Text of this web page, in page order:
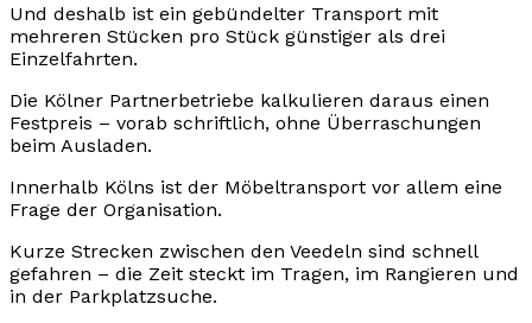
Und deshalb ist ein gebündelter Transport mit
mehreren Stücken pro Stück günstiger als drei
Einzelfahrten.
Die Kölner Partnerbetriebe kalkulieren daraus einen
Festpreis – vorab schriftlich, ohne Überraschungen
beim Ausladen.
Innerhalb Kölns ist der Möbeltransport vor allem eine
Frage der Organisation.
Kurze Strecken zwischen den Veedeln sind schnell
gefahren – die Zeit steckt im Tragen, im Rangieren und
in der Parkplatzsuche.